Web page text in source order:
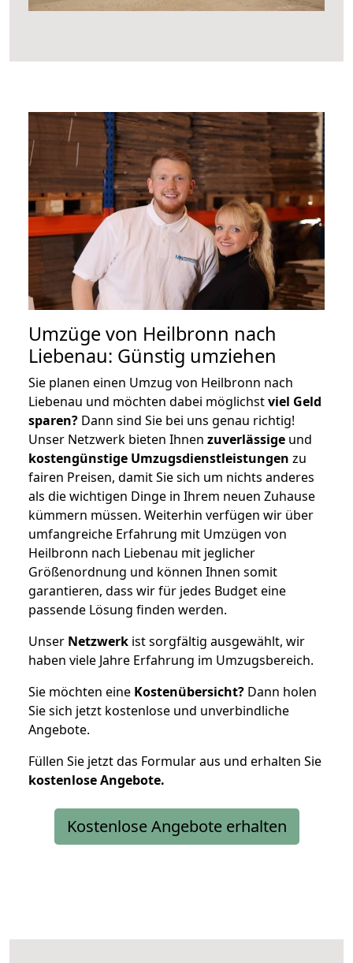
Umzüge von Heilbronn nach
Liebenau: Günstig umziehen
Sie planen einen Umzug von Heilbronn nach
Liebenau und möchten dabei möglichstviel Geld
sparen? Dann sind Sie bei uns genau richtig!
Unser Netzwerk bieten Ihnen zuverlässige und
kostengünstige Umzugsdienstleistungen zu
fairen Preisen, damit Sie sich um nichts anderes
als die wichtigen Dinge in Ihrem neuen Zuhause
kümmern müssen. Weiterhin verfügen wir über
umfangreiche Erfahrung mit Umzügen von
Heilbronn nach Liebenau mit jeglicher
Größenordnung und können Ihnen somit
garantieren, dass wir für jedes Budget eine
passende Lösung finden werden.
Unser Netzwerk ist sorgfältig ausgewählt, wir
haben viele Jahre Erfahrung im Umzugsbereich.
Sie möchten eine Kostenübersicht? Dann holen
Sie sich jetzt kostenlose und unverbindliche
Angebote.
Füllen Sie jetzt das Formular aus und erhalten Sie
kostenloseAngebote.
Kostenlose Angebote erhalten